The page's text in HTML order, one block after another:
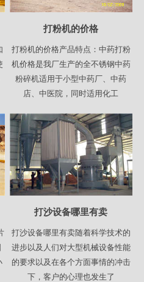
打粉机的价格
打粉机的价格产品特点：中药打粉
机价格是我厂生产的全不锈钢中药
粉碎机适用于小型中药厂、中药
店、中医院，同时适用化工
打沙设备哪里有卖
打沙设备哪里有卖随着科学技术的
进步以及人们对大型机械设备性能
的要求以及在各个方面事情的冲击
下，客户的心理也发生了